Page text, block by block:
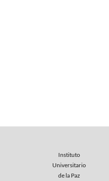
Instituto
Universitario
de la Paz